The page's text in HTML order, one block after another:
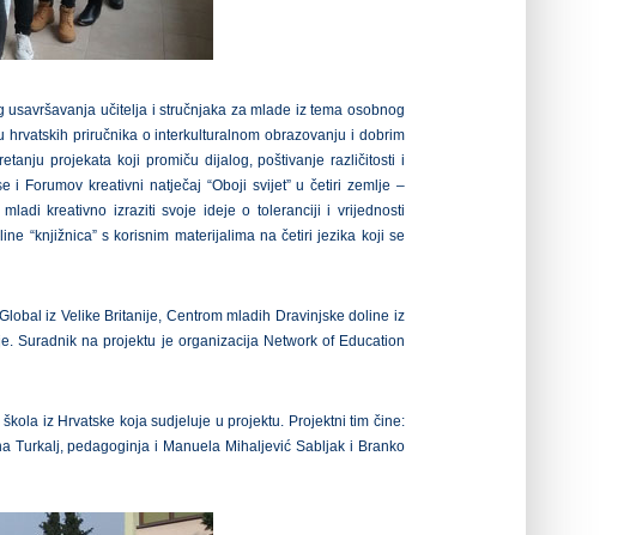
učitelja i stručnjaka za mlade iz tema osobnog
priručnika o interkulturalnom obrazovanju i dobrim
projekata koji promiču dijalog, poštivanje različitosti i
Forumov kreativni natječaj “Oboji svijet” u četiri zemlje –
kreativno izraziti svoje ideje o toleranciji i vrijednosti
“knjižnica” s korisnim materijalima na četiri jezika koji se
iz Velike Britanije, Centrom mladih Dravinjske doline iz
Suradnik na projektu je organizacija Network of Education
iz Hrvatske koja sudjeluje u projektu. Projektni tim čine:
Turkalj, pedagoginja i Manuela Mihaljević Sabljak i Branko